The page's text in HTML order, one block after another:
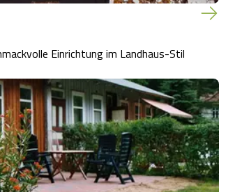
Einrichtung im Landhaus-Stil